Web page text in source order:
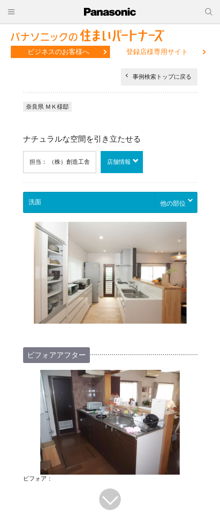
ビジネスのお客様へ 登録店様専用サイト
事例検索トップに戻る
奈良県 ＭＫ様邸
ナチュラルな空間を引き立たせる
担当： （株）創造工舎 店舗情報
他の部位
ビフォアアフター
ビフォア：